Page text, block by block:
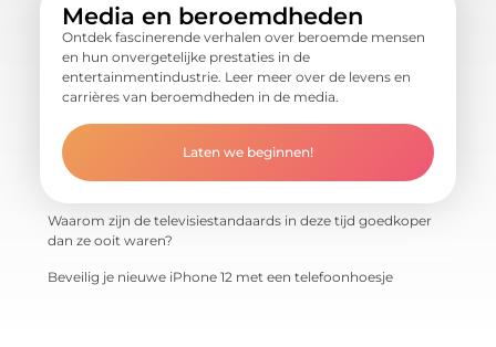
Media en beroemdheden
Ontdek fascinerende verhalen over beroemde mensen
en hun onvergetelijke prestaties in de
entertainmentindustrie. Leer meer over de levens en
carrières van beroemdheden in de media.
Laten we beginnen!
Waarom zijn de televisiestandaards in deze tijd goedkoper
dan ze ooit waren?
Beveilig je nieuwe iPhone 12 met een telefoonhoesje